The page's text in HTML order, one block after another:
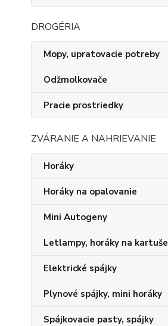
DROGÉRIA
Mopy, upratovacie potreby
Odžmolkovače
Pracie prostriedky
ZVÁRANIE A NAHRIEVANIE
Horáky
Horáky na opalovanie
Mini Autogeny
Letlampy, horáky na kartuše
Elektrické spájky
Plynové spájky, mini horáky
Spájkovacie pasty, spájky